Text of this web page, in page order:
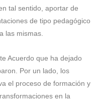
tal sentido, aportar de
de tipo pedagógico
las mismas.
Acuerdo que ha dejado
Por un lado, los
el proceso de formación y
en la